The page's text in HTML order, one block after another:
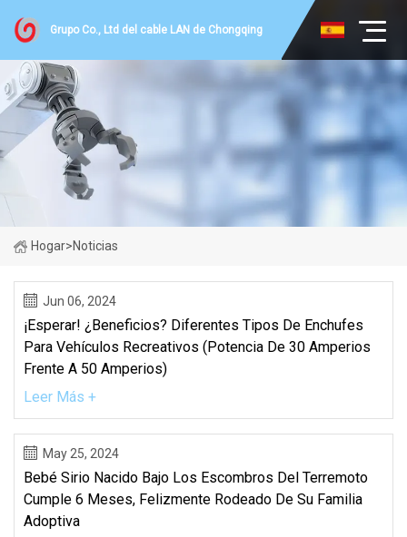
Grupo Co., Ltd del cable LAN de Chongqing
Hogar>Noticias
Jun 06, 2024
¡Esperar! ¿Beneficios? Diferentes Tipos De Enchufes
Para Vehículos Recreativos (potencia De 30 Amperios
Frente A 50 Amperios)
Leer Más +
May 25, 2024
Bebé Sirio Nacido Bajo Los Escombros Del Terremoto
Cumple 6 Meses, Felizmente Rodeado De Su Familia
Adoptiva